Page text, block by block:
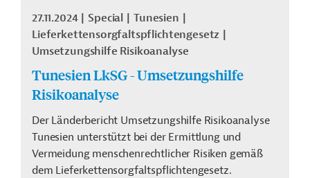
27.11.2024 Special
Tunesien
Lieferkettensorgfaltspflichtengesetz
Umsetzungshilfe Risikoanalyse
Tunesien LkSG - Umsetzungshilfe
Risikoanalyse
Der Länderbericht Umsetzungshilfe Risikoanalyse
Tunesien unterstützt bei der Ermittlung und
Vermeidung menschenrechtlicher Risiken gemäß
dem Lieferkettensorgfaltspflichtengesetz.